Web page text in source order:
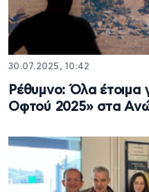
30.07.2025, 10:42
Ρέθυμνο: Όλα έτοιμα
Οφτού 2025» στα